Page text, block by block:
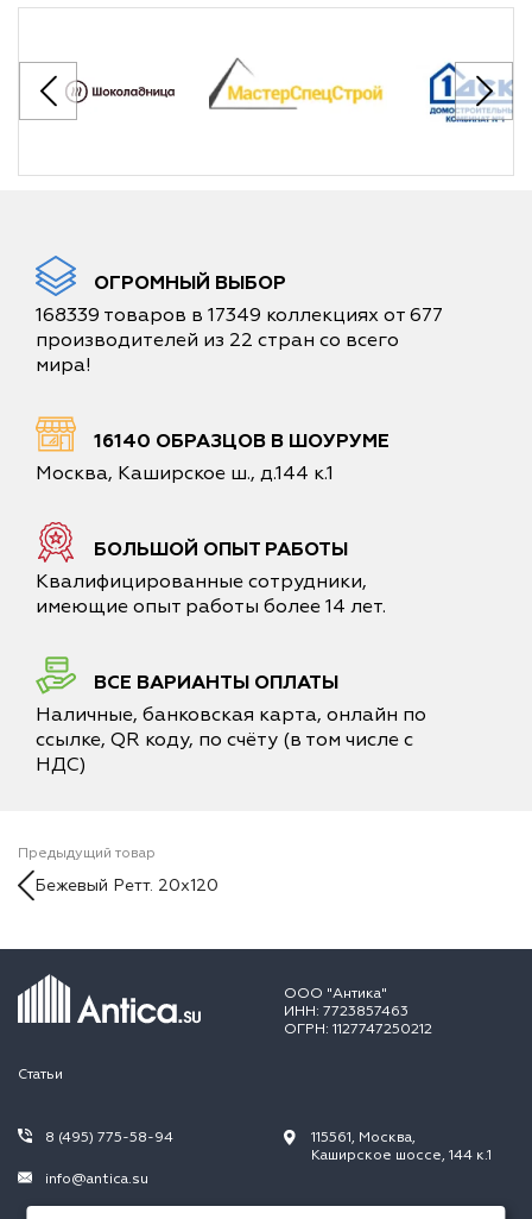
ОГРОМНЫЙ ВЫБОР
168339 товаров в 17349 коллекциях от 677
производителей из 22 стран со всего
мира!
16140 ОБРАЗЦОВ В ШОУРУМЕ
Москва, Каширское ш., д.144 к.1
БОЛЬШОЙ ОПЫТ РАБОТЫ
Квалифицированные сотрудники,
имеющие опыт работы более 14 лет.
ВСЕ ВАРИАНТЫ ОПЛАТЫ
Наличные, банковская карта, онлайн по
ссылке, QR коду, по счёту (в том числе с
НДС)
Предыдущий товар
Бежевый Ретт. 20x120
ООО "Антика"
ИНН: 7723857463
ОГРН: 1127747250212
Статьи
8 (495) 775-58-94
info@antica.su
115561, Москва,
Каширское шоссе, 144 к.1